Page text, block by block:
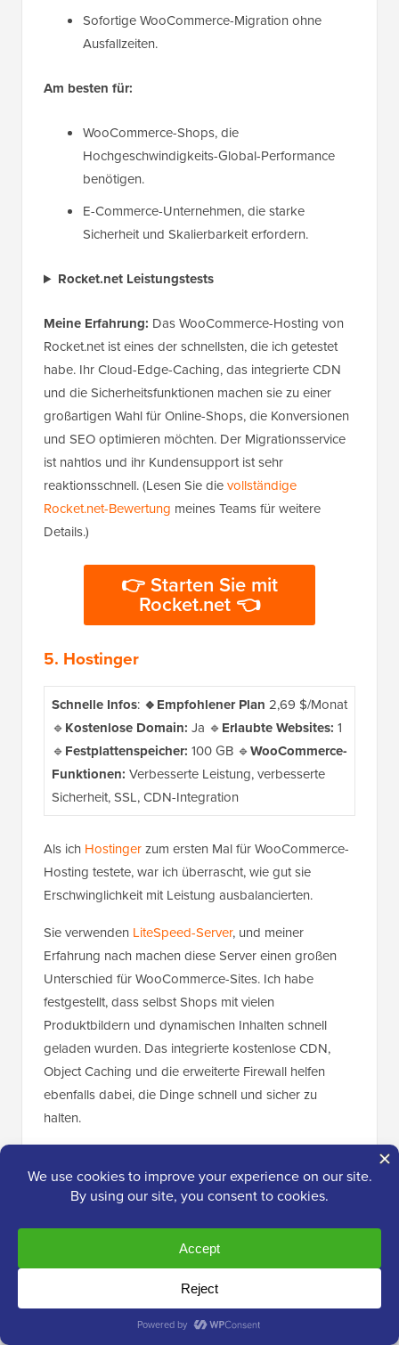
Sofortige WooCommerce-Migration ohne
Ausfallzeiten.
Am besten für:
WooCommerce-Shops, die
Hochgeschwindigkeits-Global-Performance
benötigen.
E-Commerce-Unternehmen, die starke
Sicherheit und Skalierbarkeit erfordern.
Rocket.net Leistungstests
Meine Erfahrung: Das WooCommerce-Hosting von
Rocket.net ist eines der schnellsten, die ich getestet
habe. Ihr Cloud-Edge-Caching, das integrierte CDN
und die Sicherheitsfunktionen machen sie zu einer
großartigen Wahl für Online-Shops, die Konversionen
und SEO optimieren möchten. Der Migrationsservice
ist nahtlos und ihr Kundensupport ist sehr
reaktionsschnell. (Lesen Sie dievollständige
Rocket.net-Bewertung meines Teams für weitere
Details.)
👉 Starten Sie mit
Rocket.net 👈
5. Hostinger
Schnelle Infos:🔹Empfohlener Plan 2,69 $/Monat
🔹Kostenlose Domain: Ja 🔹Erlaubte Websites: 1
🔹Festplattenspeicher: 100 GB 🔹WooCommerce-
Funktionen: Verbesserte Leistung, verbesserte
Sicherheit, SSL, CDN-Integration
Als ich Hostingerzum ersten Mal für WooCommerce-
Hosting testete, war ich überrascht, wie gut sie
Erschwinglichkeit mit Leistung ausbalancierten.
Sie verwenden LiteSpeed-Server, und meiner
Erfahrung nach machen diese Server einen großen
Unterschied für WooCommerce-Sites. Ich habe
festgestellt, dass selbst Shops mit vielen
Produktbildern und dynamischen Inhalten schnell
geladen wurden. Das integrierte kostenlose CDN,
Object Caching und die erweiterte Firewall helfen
ebenfalls dabei, die Dinge schnell und sicher zu
halten.
benutzerdefiniertes Control Panel, hPanel. Im
Gegensatz zu cPanel wirkt es modern und einfach zu
bedienen. Die Installation von WooCommerce, die
Verwaltung von Backups und die Einrichtung von
Sicherheitsfunktionen sind alle unglaublich einfach. Ich
habe auch ihr One-Click-Staging-Tool getestet, das
großartig ist, um Änderungen vorzunehmen, ohne